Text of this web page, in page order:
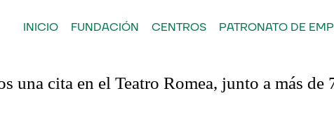
INICIO FUNDACIÓN CENTROS PATRONATO DE
una cita en el Teatro Romea, junto a más